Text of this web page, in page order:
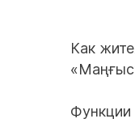
Как
Функции